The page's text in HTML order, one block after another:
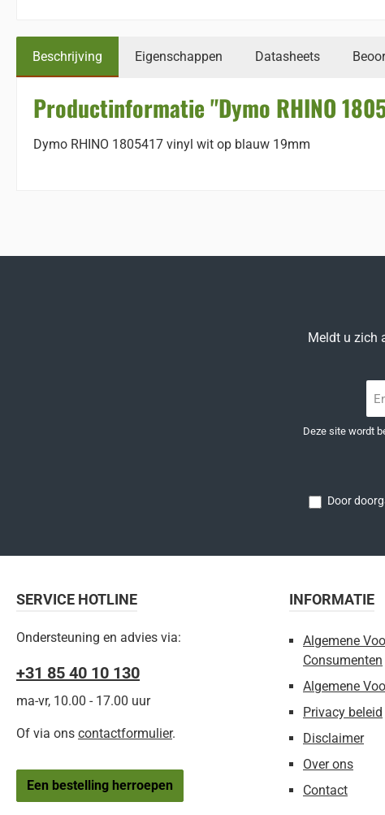
Beschrijving Eigenschappen Datasheets
Productinformatie "Dymo RHINO
Dymo RHINO 1805417 vinyl wit op blauw 19mm
Meldt u zich
Deze site wordt
Door
SERVICE HOTLINE
Ondersteuning en advies via:
+31 85 40 10 130
ma-vr, 10.00 - 17.00 uur
Of via ons contactformulier.
Een bestelling herroepen
INFORMATIE
Algemene
Consumenten
Algemene
Privacy beleid
Disclaimer
Over ons
Contact